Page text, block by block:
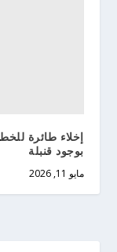
إخلاء طائرة
بوجود قنبلة
مايو 11, 2026